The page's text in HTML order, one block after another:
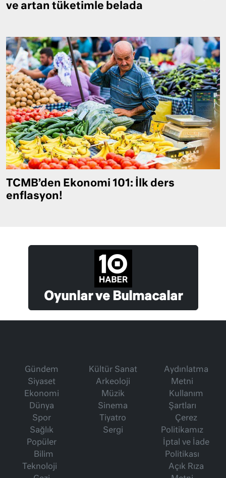
ve artan tüketimle belada
TCMB’den Ekonomi 101: İlk ders
enflasyon!
Oyunlar ve Bulmacalar
Gündem
Siyaset
Ekonomi
Dünya
Spor
Sağlık
Popüler
Bilim
Teknoloji
Kültür Sanat
Arkeoloji
Müzik
Sinema
Tiyatro
Sergi
Aydınlatma
Metni
Kullanım
Şartları
Çerez
Politikamız
İptal ve İade
Politikası
Açık Rıza